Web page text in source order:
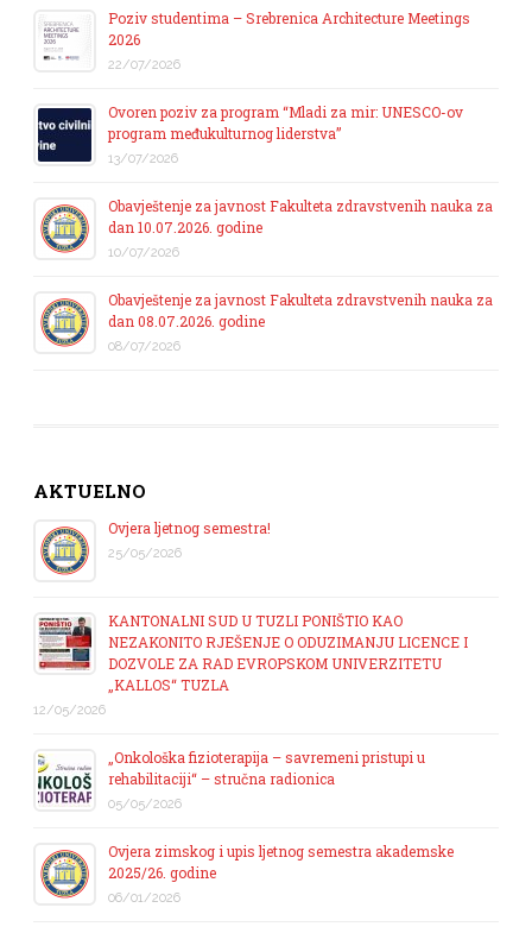
Poziv studentima – Srebrenica Architecture Meetings
2026
22/07/2026
Ovoren poziv za program “Mladi za mir: UNESCO-ov
program međukulturnog liderstva”
13/07/2026
Obavještenje za javnost Fakulteta zdravstvenih nauka za
dan 10.07.2026. godine
10/07/2026
Obavještenje za javnost Fakulteta zdravstvenih nauka za
dan 08.07.2026. godine
08/07/2026
AKTUELNO
Ovjera ljetnog semestra!
25/05/2026
KANTONALNI SUD U TUZLI PONIŠTIO KAO
NEZAKONITO RJEŠENJE O ODUZIMANJU LICENCE I
DOZVOLE ZA RAD EVROPSKOM UNIVERZITETU
„KALLOS“ TUZLA
12/05/2026
„Onkološka fizioterapija – savremeni pristupi u
rehabilitaciji“ – stručna radionica
05/05/2026
Ovjera zimskog i upis ljetnog semestra akademske
2025/26. godine
06/01/2026